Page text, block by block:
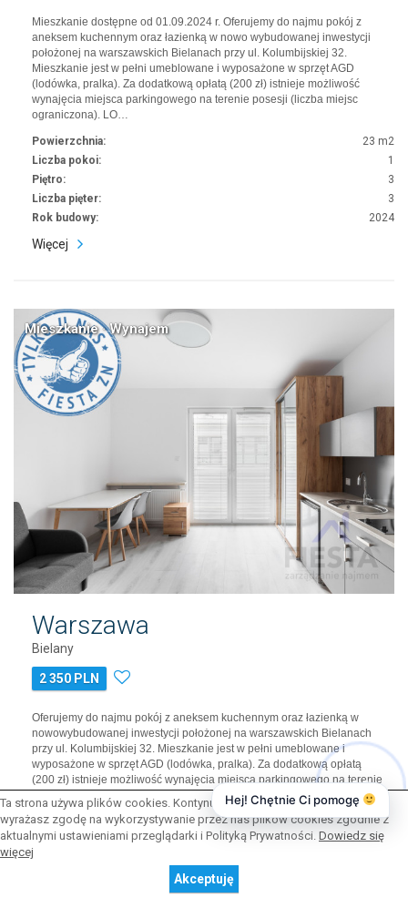
Mieszkanie dostępne od 01.09.2024 r. Oferujemy do najmu pokój z
aneksem kuchennym oraz łazienką w nowo wybudowanej inwestycji
położonej na warszawskich Bielanach przy ul. Kolumbijskiej 32.
Mieszkanie jest w pełni umeblowane i wyposażone w sprzęt AGD
(lodówka, pralka). Za dodatkową opłatą (200 zł) istnieje możliwość
wynajęcia miejsca parkingowego na terenie posesji (liczba miejsc
ograniczona). LO…
Powierzchnia:
23 m2
Liczba pokoi:
1
Piętro:
3
Liczba pięter:
3
Rok budowy:
2024
Więcej
Mieszkanie · Wynajem
Warszawa
Bielany
2 350 PLN
Oferujemy do najmu pokój z aneksem kuchennym oraz łazienką w
nowowybudowanej inwestycji położonej na warszawskich Bielanach
przy ul. Kolumbijskiej 32. Mieszkanie jest w pełni umeblowane i
wyposażone w sprzęt AGD (lodówka, pralka). Za dodatkową opłatą
(200 zł) istnieje możliwość wynajęcia miejsca parkingowego na terenie
posesji (liczba miejsc ograniczona). LOKALIZACJA: Mieszkanie
świetnie skomunik…
Powierzchnia:
19 m2
Liczba pokoi:
Ta strona używa plików cookies. Kontynuując przeglądanie naszej strony,
wyrażasz zgodę na wykorzystywanie przez nas plików cookies zgodnie z
aktualnymi ustawieniami przeglądarki i Polityką Prywatności. Dowiedz się
więcej
Akceptuję
Hej! Chętnie Ci pomogę